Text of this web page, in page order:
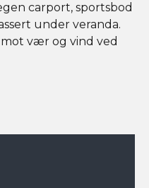
carport, sportsbod
under veranda.
vær og vind ved